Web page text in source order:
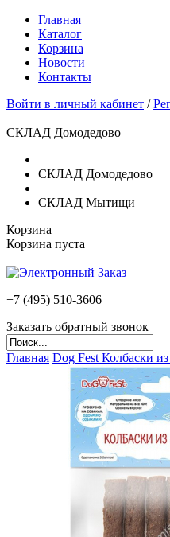
Главная
Каталог
Корзина
Новости
Контакты
Войти в личный кабинет /
СКЛАД Домодедово
СКЛАД Домодедово
СКЛАД Мытищи
Корзина
Корзина пуста
+7 (495) 510-3606
Заказать обратный звонок
Главная Dog Fest Колбаски